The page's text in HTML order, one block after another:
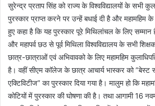
सुरेन्द्र प्रताप सिंह को राज्य के विश्वविद्यालयों के सभी
पुरस्कार प्राप्त करने पर उन्हें बधाई दी है और महामहिम
हुए कहा है कि यह पुरस्कार पूरे मिथिलांचल के लिए सम्मान
और महापर्व छठ से पूर्व मिथिला विश्वविद्यालय के सभी
छात्र-छात्राओं एवं अभिवावको के लिए महामहिम कुलाधिपति
है। वहीं सीएम काॅलेज के छात्र आचार्य भास्कर को
एक्टिविटीज” का पुरस्कार दिया गया है। मालुम हो कि
कोटियों में पुरस्कार की घोषणा की है। तथा आगामी 16